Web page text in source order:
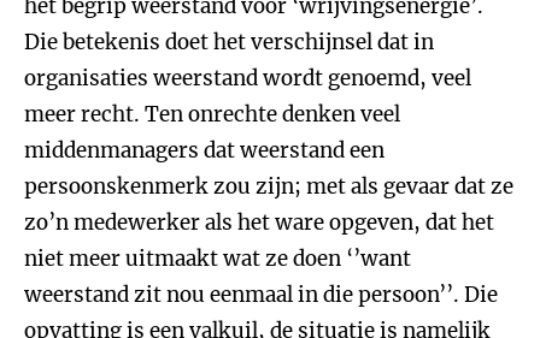
het begrip weerstand voor ‘wrijvingsenergie’.
Die betekenis doet het verschijnsel dat in
organisaties weerstand wordt genoemd, veel
meer recht. Ten onrechte denken veel
middenmanagers dat weerstand een
persoonskenmerk zou zijn; met als gevaar dat ze
zo’n medewerker als het ware opgeven, dat het
niet meer uitmaakt wat ze doen ‘’want
weerstand zit nou eenmaal in die persoon’’. Die
opvatting is een valkuil, de situatie is namelijk